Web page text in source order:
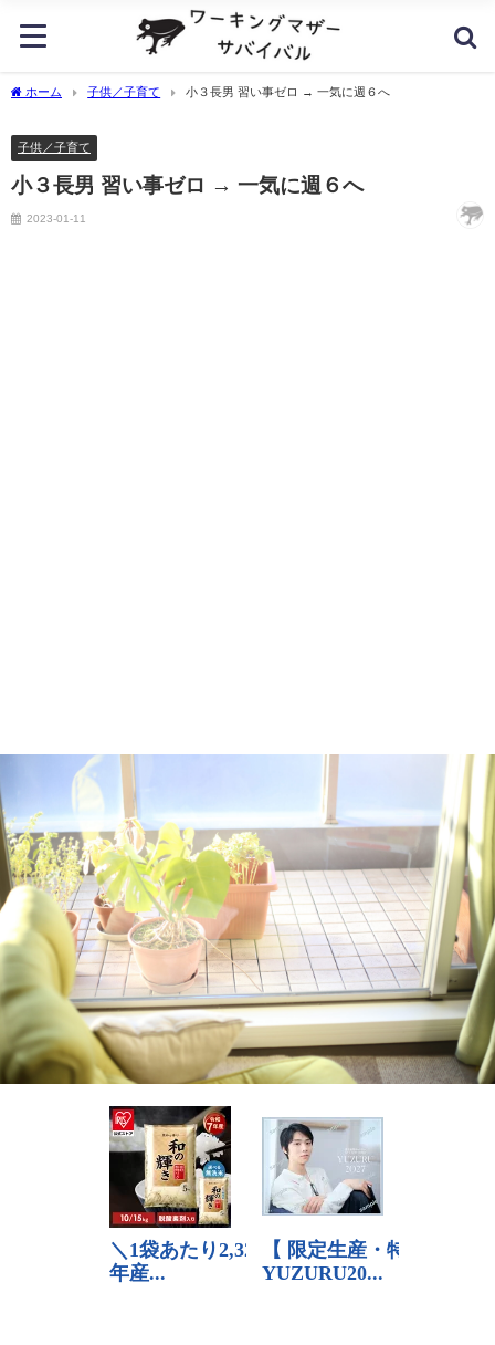
ホーム 子供／子育て 小３長男 習い事ゼロ → 一気に週６へ
子供／子育て
小３長男 習い事ゼロ → 一気に週６へ
2023-01-11